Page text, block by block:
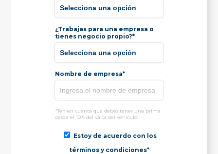
¿Trabajas para una empresa o
tienes negocio propio?*
Nombre de empresa*
*Ten en cuenta que debes tener una prima
desde el 10% del valor del vehículo.
Estoy de acuerdo con los
términos y condiciones*